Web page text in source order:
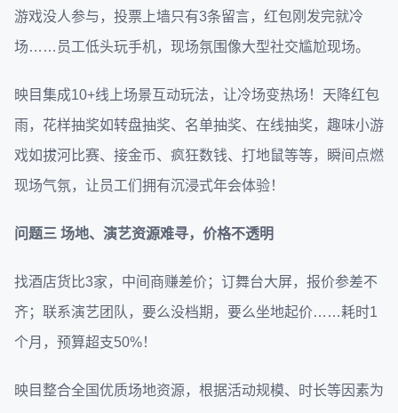
游戏没人参与，投票上墙只有3条留言，红包刚发完就冷
场……员工低头玩手机，现场氛围像大型社交尴尬现场。
映目集成10+线上场景互动玩法，让冷场变热场！天降红包
雨，花样抽奖如转盘抽奖、名单抽奖、在线抽奖，趣味小游
戏如拔河比赛、接金币、疯狂数钱、打地鼠等等，瞬间点燃
现场气氛，让员工们拥有沉浸式年会体验！
问题三 场地、演艺资源难寻，价格不透明
找酒店货比3家，中间商赚差价；订舞台大屏，报价参差不
齐；联系演艺团队，要么没档期，要么坐地起价……耗时1
个月，预算超支50%！
映目整合全国优质场地资源，根据活动规模、时长等因素为